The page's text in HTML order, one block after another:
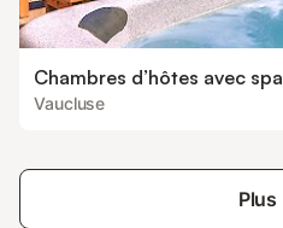
Chambres d’hôtes avec spa
Vaucluse
Plus